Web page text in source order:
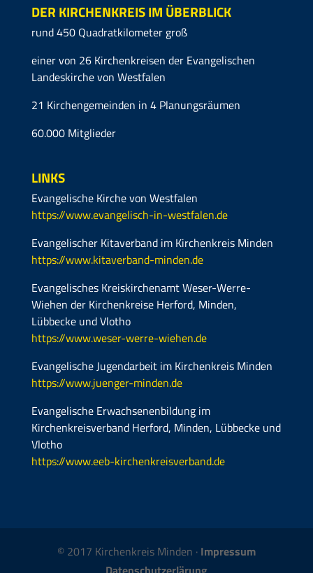
DER KIRCHENKREIS IM ÜBERBLICK
rund 450 Quadratkilometer groß
einer von 26 Kirchenkreisen der Evangelischen
Landeskirche von Westfalen
21 Kirchengemeinden in 4 Planungsräumen
60.000 Mitglieder
LINKS
Evangelische Kirche von Westfalen
https://www.evangelisch-in-westfalen.de
Evangelischer Kitaverband im Kirchenkreis Minden
https://www.kitaverband-minden.de
Evangelisches Kreiskirchenamt Weser-Werre-
Wiehen der Kirchenkreise Herford, Minden,
Lübbecke und Vlotho
https://www.weser-werre-wiehen.de
Evangelische Jugendarbeit im Kirchenkreis Minden
https://www.juenger-minden.de
Evangelische Erwachsenenbildung im
Kirchenkreisverband Herford, Minden, Lübbecke und
Vlotho
https://www.eeb-kirchenkreisverband.de
© 2017 Kirchenkreis Minden · Impressum